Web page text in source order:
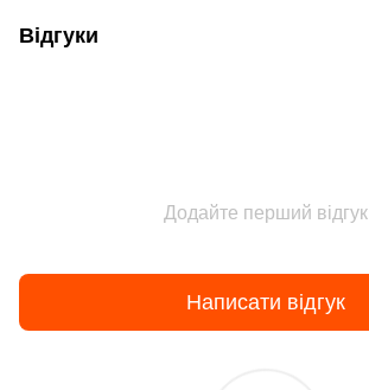
Відгуки
Додайте перший відгук
Написати відгук